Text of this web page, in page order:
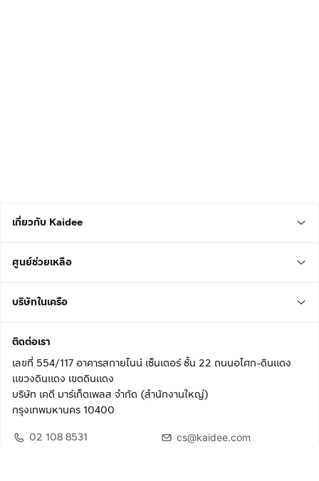
เกี่ยวกับ Kaidee
ศูนย์ช่วยเหลือ
บริษัทในเครือ
ติดต่อเรา
เลขที่ 554/117 อาคารสกายไนน์ เซ็นเตอร์ ชั้น 22 ถนนอโศก-ดินแดง
แขวงดินแดง เขตดินแดง
บริษัท เคดี มาร์เก็ตเพลส จำกัด (สำนักงานใหญ่)
กรุงเทพมหานคร 10400
02 108 8531
cs@kaidee.com